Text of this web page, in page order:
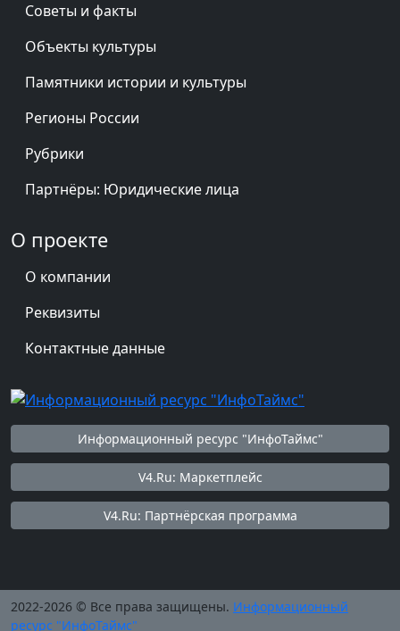
Советы и факты
Объекты культуры
Памятники истории и культуры
Регионы России
Рубрики
Партнёры: Юридические лица
О проекте
О компании
Реквизиты
Контактные данные
Информационный ресурс "ИнфоТаймс"
V4.Ru: Маркетплейс
V4.Ru: Партнёрская программа
2022-2026 © Все права защищены. Информационный
ресурс "ИнфоТаймс"